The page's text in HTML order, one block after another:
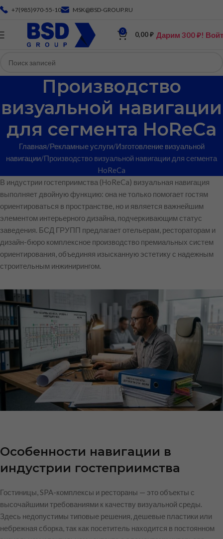
+7(985)970-55-10 MSK@BSD-GROUP.RU
0 0,00₽ Дарим 300 ₽!
Производство
визуальной навигации
для сегмента HoReCa
Главная Рекламные услуги Изготовление визуальной
навигации Производство визуальной навигации для сегмента
HoReCa
В индустрии гостеприимства (HoReCa) визуальная навигация
выполняет двойную функцию: она не только помогает гостям
ориентироваться в пространстве, но и является важнейшим
элементом интерьерного дизайна, подчеркивающим статус
заведения. БСД ГРУПП предлагает отельерам, рестораторам и
дизайн-бюро комплексное производство премиальных систем
ориентирования, объединяя изысканную эстетику с надежным
строительным инжинирингом.
Особенности навигации в
индустрии гостеприимства
Гостиницы, SPA-комплексы и рестораны — это объекты с
высочайшими требованиями к качеству визуальной среды.
Здесь недопустимы типовые решения, дешевые пластики или
небрежная сборка, так как посетитель находится в постоянном